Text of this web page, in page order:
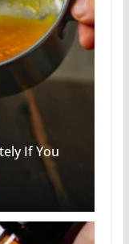
If You